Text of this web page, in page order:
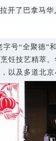
开了巴拿马
号“全聚德”
饪技艺精萃
以及多道北京